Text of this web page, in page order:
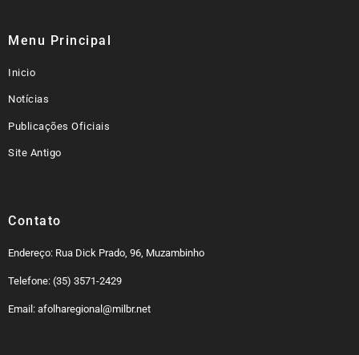
Menu Principal
Inicio
Notícias
Publicações Oficiais
Site Antigo
Contato
Endereço: Rua Dick Prado, 96, Muzambinho
Telefone: (35) 3571-2429
Email: afolharegional@milbr.net